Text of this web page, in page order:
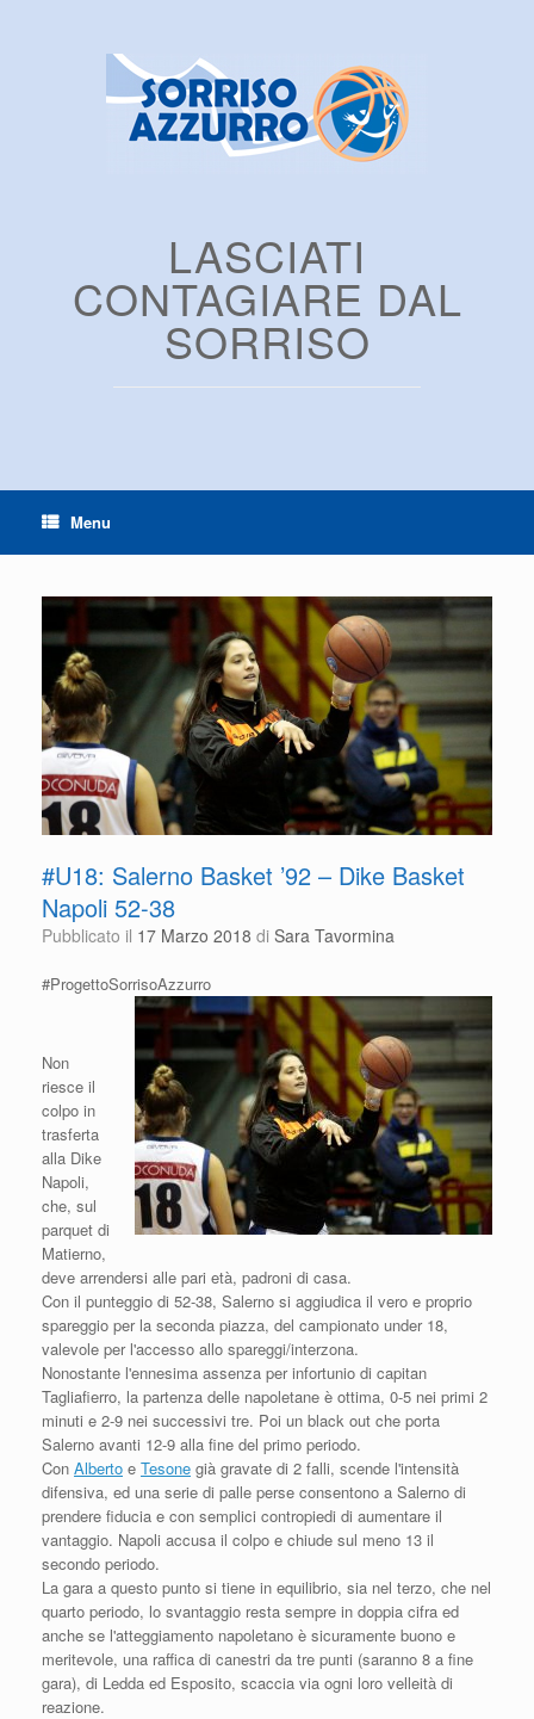
LASCIATI
CONTAGIARE DAL
SORRISO
Menu
#U18: Salerno Basket ’92 – Dike Basket
Napoli 52-38
Pubblicato il 17 Marzo 2018 di Sara Tavormina
#ProgettoSorrisoAzzurro
Non
riesce il
colpo in
trasferta
alla Dike
Napoli,
che, sul
parquet di
Matierno,
deve arrendersi alle pari età, padroni di casa.
Con il punteggio di 52-38, Salerno si aggiudica il vero e proprio
spareggio per la seconda piazza, del campionato under 18,
valevole per l'accesso allo spareggi/interzona.
Nonostante l'ennesima assenza per infortunio di capitan
Tagliafierro, la partenza delle napoletane è ottima, 0-5 nei primi 2
minuti e 2-9 nei successivi tre. Poi un black out che porta
Salerno avanti 12-9 alla fine del primo periodo.
Con Alberto e Tesone già gravate di 2 falli, scende l'intensità
difensiva, ed una serie di palle perse consentono a Salerno di
prendere fiducia e con semplici contropiedi di aumentare il
vantaggio. Napoli accusa il colpo e chiude sul meno 13 il
secondo periodo.
La gara a questo punto si tiene in equilibrio, sia nel terzo, che nel
quarto periodo, lo svantaggio resta sempre in doppia cifra ed
anche se l'atteggiamento napoletano è sicuramente buono e
meritevole, una raffica di canestri da tre punti (saranno 8 a fine
gara), di Ledda ed Esposito, scaccia via ogni loro velleità di
reazione.